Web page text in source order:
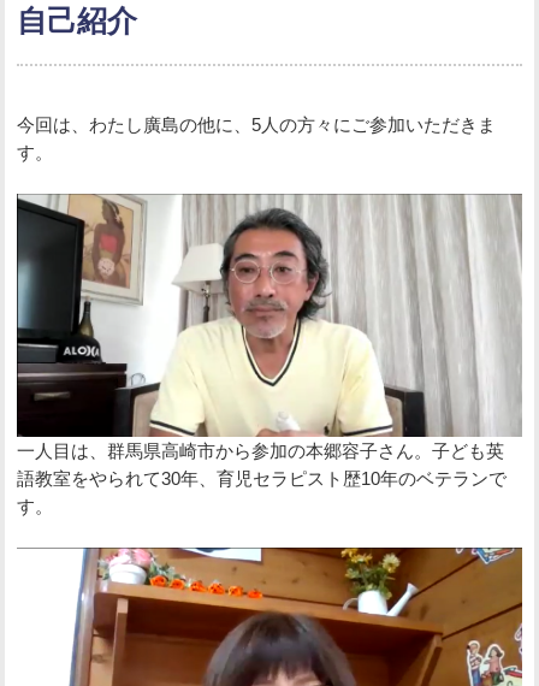
自己紹介
今回は、わたし廣島の他に、5人の方々にご参加いただきま
す。
一人目は、群馬県高崎市から参加の本郷容子さん。子ども英
語教室をやられて30年、育児セラピスト歴10年のベテランで
す。